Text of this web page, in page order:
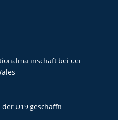
bei der
U19 geschafft!